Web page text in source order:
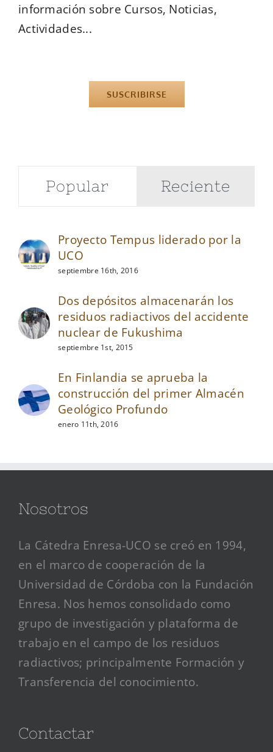
información sobre Cursos, Noticias,
Actividades...
SUSCRIBIRSE
Popular Reciente
Proyecto Tempus liderado por la
UCO
septiembre 16th, 2016
Dos depósitos almacenarán los
residuos radiactivos del accidente
nuclear de Fukushima
septiembre 1st, 2015
En Finlandia se aprueba la
construcción del primer Almacén
Geológico Profundo
enero 11th, 2016
Nosotros
La Cátedra Enresa-UCO se creó en 1994,
en el marco de cooperación de la
Universidad de Córdoba con la Fundación
Enresa. Nos hemos consolidado como
grupo de investigación y plataforma de
trabajo en el campo de los residuos
radiactivos; principalmente Formación y
Transferencia del conocimiento.
Contactar